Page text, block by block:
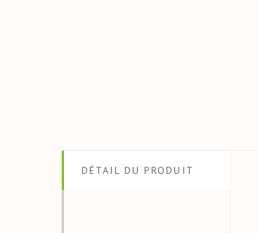
DÉTAIL DU PRODUIT